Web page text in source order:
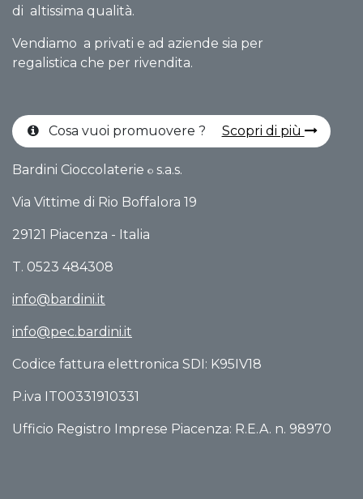
di altissima qualità.
Vendiamo a privati e ad aziende sia per
regalistica che per rivendita.
Cosa vuoi promuovere ? Scopri di più
Bardini Cioccolaterie © s.a.s.
Via Vittime di Rio Boffalo​ra 19
29121 Piacenza - Italia
T. 0523 484308
info@bardini.it
info@pec.bardini.it​
Codice fattura elettronica SDI: K95IV18
P.iva IT00331910331
Ufficio Registro Imprese Piacenza: R.E.A. n. 98970